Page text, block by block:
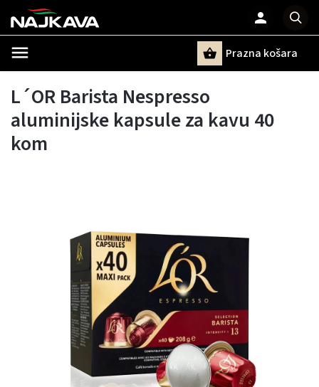
Prazna košara
L´OR Barista Nespresso
aluminijske kapsule za kavu 40
kom